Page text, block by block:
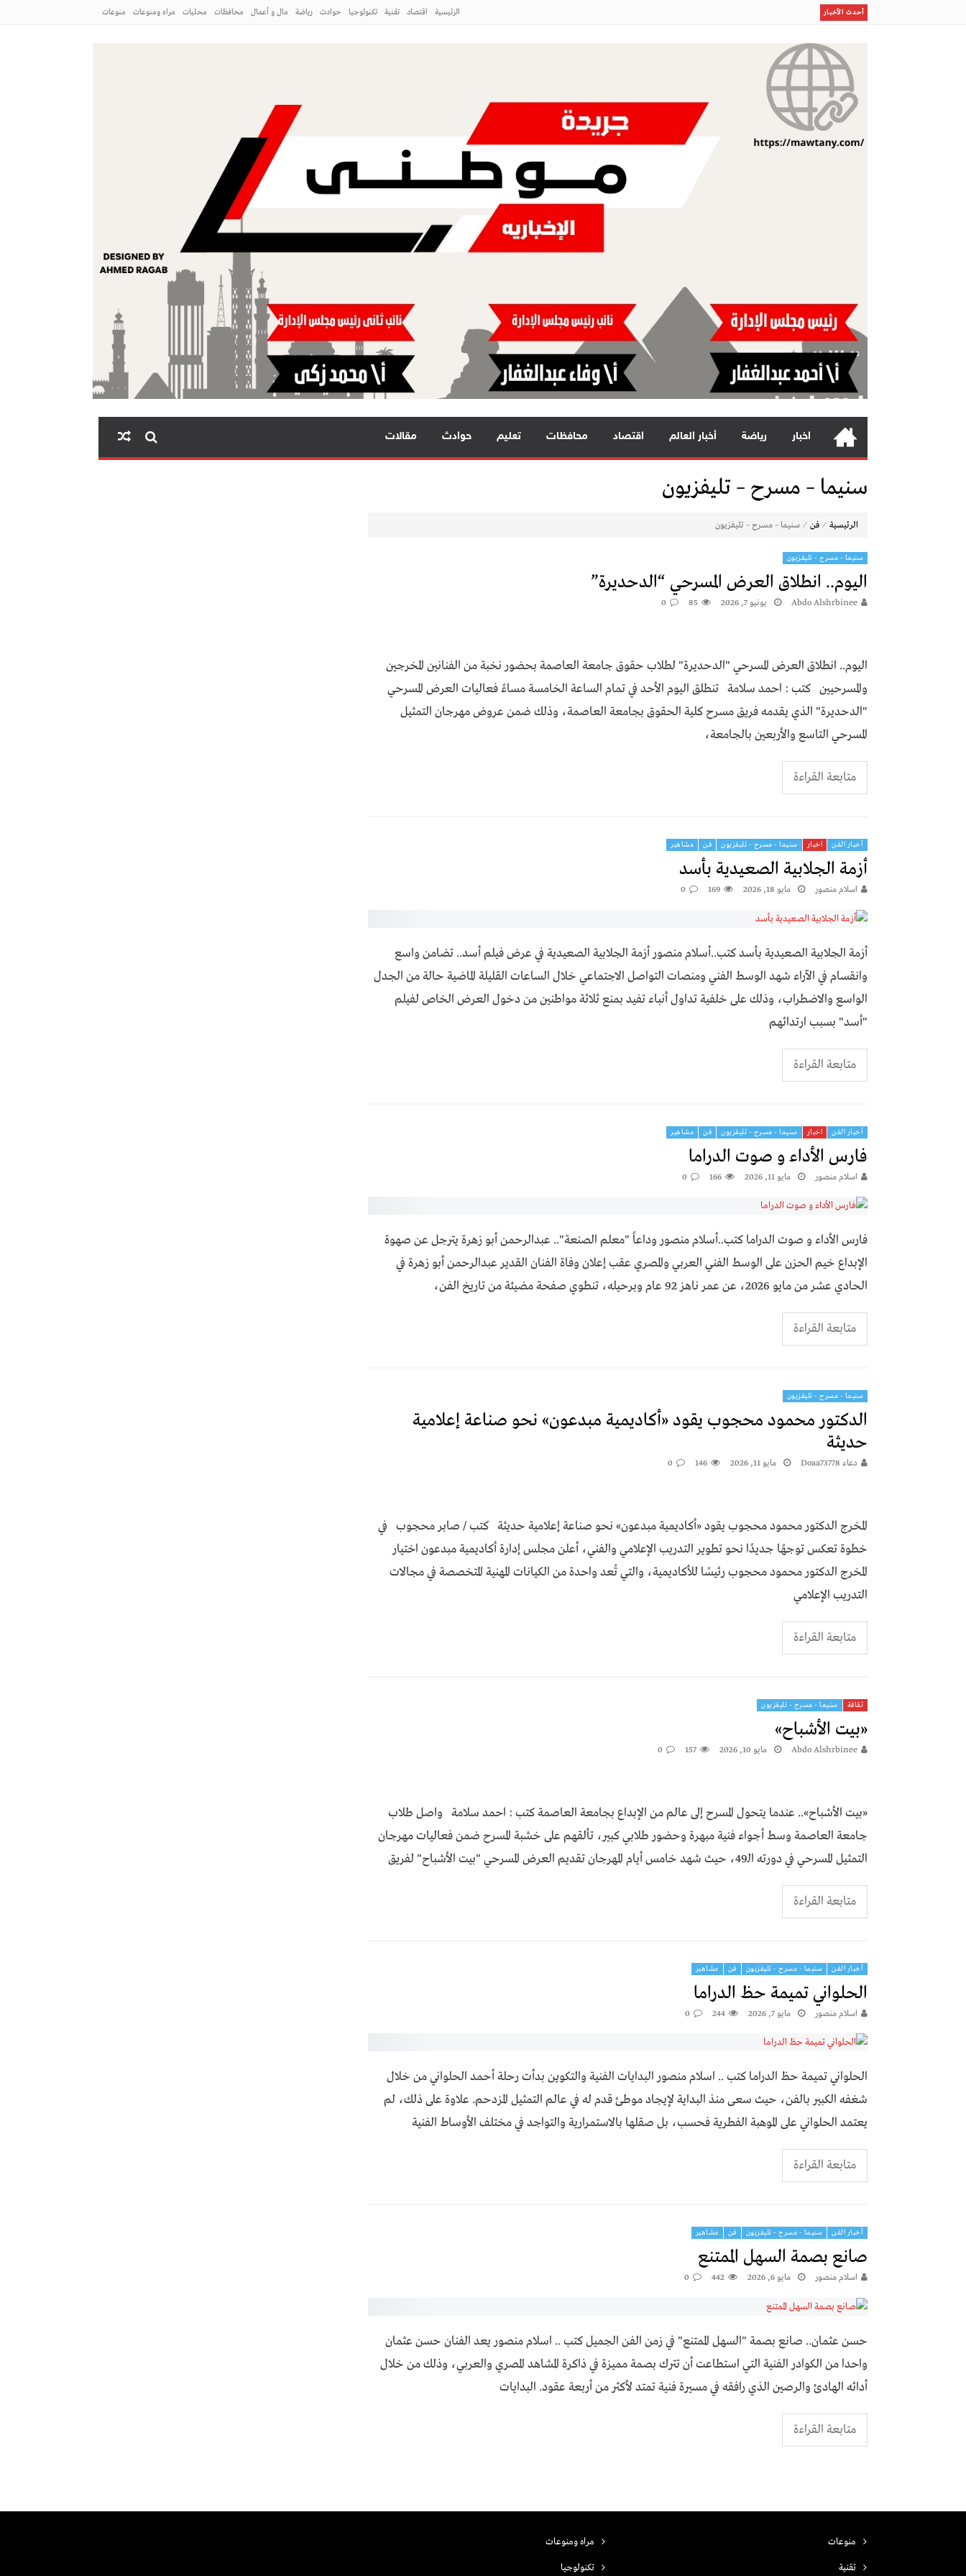
أحدث الأخبار
مصر توجه ضربة سياسية لإسرائيل من قلب أمريكا من هو الطبيب المصرى عبد الرحمن السيد الذي أثار
جدلا واسعا فى واشنطن
حميدتي يكشف سر الضـربة القاضية خيانة من الداخل وراء تدمـير رتل الدعم السريع
من علماء الصواريخ إلى الردع الصامت كيف تحولت البدايات إلى واحدة من أكثر الملفات العسكرية
غموضا فى المنطقة
الرئيسية اقتصاد تقنية تكنولوجيا حوادث رياضة مال و أعمال محافظات محليات مراه ومنوعات منوعات
اخبار رياضة أخبار العالم اقتصاد محافظات تعليم حوادث مقالات
سنيما – مسرح – تليفزيون
الرئيسية ⁄ فن ⁄ سنيما – مسرح – تليفزيون
سنيما - مسرح - تليفزيون
اليوم.. انطلاق العرض المسرحي “الدحديرة”
Abdo Alshrbinee يونيو 7, 2026 85
0
اليوم.. انطلاق العرض المسرحي "الدحديرة" لطلاب حقوق جامعة العاصمة بحضور نخبة من الفنانين المخرجين
والمسرحيين كتب : احمد سلامة تنطلق اليوم الأحد في تمام الساعة الخامسة مساءً فعاليات العرض المسرحي
"الدحديرة" الذي يقدمه فريق مسرح كلية الحقوق بجامعة العاصمة، وذلك ضمن عروض مهرجان التمثيل
المسرحي التاسع والأربعين بالجامعة،
متابعة القراءة
أخبار الفن اخبار سنيما - مسرح - تليفزيون فن مشاهير
أزمة الجلابية الصعيدية بأسد
اسلام منصور مايو 18, 2026 169
0
أزمة الجلابية الصعيدية بأسد كتب..أسلام منصور أزمة الجلابية الصعيدية في عرض فيلم أسد.. تضامن واسع
وانقسام في الآراء شهد الوسط الفني ومنصات التواصل الاجتماعي خلال الساعات القليلة الماضية حالة من الجدل
الواسع والاضطراب، وذلك على خلفية تداول أنباء تفيد بمنع ثلاثة مواطنين من دخول العرض الخاص لفيلم
"أسد" بسبب ارتدائهم
متابعة القراءة
أخبار الفن اخبار سنيما - مسرح - تليفزيون فن مشاهير
فارس الأداء و صوت الدراما
اسلام منصور مايو 11, 2026 166
0
فارس الأداء و صوت الدراما كتب..أسلام منصور وداعاً "معلم الصنعة".. عبدالرحمن أبو زهرة يترجل عن صهوة
الإبداع خيم الحزن على الوسط الفني العربي والمصري عقب إعلان وفاة الفنان القدير عبدالرحمن أبو زهرة في
الحادي عشر من مايو 2026، عن عمر ناهز 92 عام وبرحيله، تنطوي صفحة مضيئة من تاريخ الفن،
متابعة القراءة
سنيما - مسرح - تليفزيون
الدكتور محمود محجوب يقود «أكاديمية مبدعون» نحو صناعة إعلامية
حديثة
دعاء Doaa73778 مايو 11, 2026 146
0
المخرج الدكتور محمود محجوب يقود «أكاديمية مبدعون» نحو صناعة إعلامية حديثة كتب / صابر محجوب في
خطوة تعكس توجهًا جديدًا نحو تطوير التدريب الإعلامي والفني، أعلن مجلس إدارة أكاديمية مبدعون اختيار
المخرج الدكتور محمود محجوب رئيسًا للأكاديمية، والتي تُعد واحدة من الكيانات المهنية المتخصصة في مجالات
التدريب الإعلامي
متابعة القراءة
ثقافة سنيما - مسرح - تليفزيون
«بيت الأشباح»
Abdo Alshrbinee مايو 10, 2026 157
0
«بيت الأشباح».. عندما يتحول المسرح إلى عالم من الإبداع بجامعة العاصمة كتب : احمد سلامة واصل طلاب
جامعة العاصمة وسط أجواء فنية مبهرة وحضور طلابي كبير، تألقهم على خشبة المسرح ضمن فعاليات مهرجان
التمثيل المسرحي في دورته الـ49، حيث شهد خامس أيام المهرجان تقديم العرض المسرحي "بيت الأشباح" لفريق
متابعة القراءة
أخبار الفن سنيما - مسرح - تليفزيون فن مشاهير
الحلواني تميمة حظ الدراما
اسلام منصور مايو 7, 2026 244
0
الحلواني تميمة حظ الدراما كتب .. اسلام منصور البدايات الفنية والتكوين بدأت رحلة أحمد الحلواني من خلال
شغفه الكبير بالفن، حيث سعى منذ البداية لإيجاد موطئ قدم له في عالم التمثيل المزدحم. علاوة على ذلك، لم
يعتمد الحلواني على الموهبة الفطرية فحسب، بل صقلها بالاستمرارية والتواجد في مختلف الأوساط الفنية
متابعة القراءة
أخبار الفن سنيما - مسرح - تليفزيون فن مشاهير
صانع بصمة السهل الممتنع
اسلام منصور مايو 6, 2026 442
0
حسن عثمان.. صانع بصمة "السهل الممتنع" في زمن الفن الجميل كتب .. اسلام منصور يعد الفنان حسن عثمان
واحدا من الكوادر الفنية التي استطاعت أن تترك بصمة مميزة في ذاكرة المشاهد المصري والعربي، وذلك من خلال
أدائه الهادئ والرصين الذي رافقه في مسيرة فنية تمتد لأكثر من أربعة عقود. البدايات
متابعة القراءة
منوعات
تقنية
مراه ومنوعات
تكنولوجيا